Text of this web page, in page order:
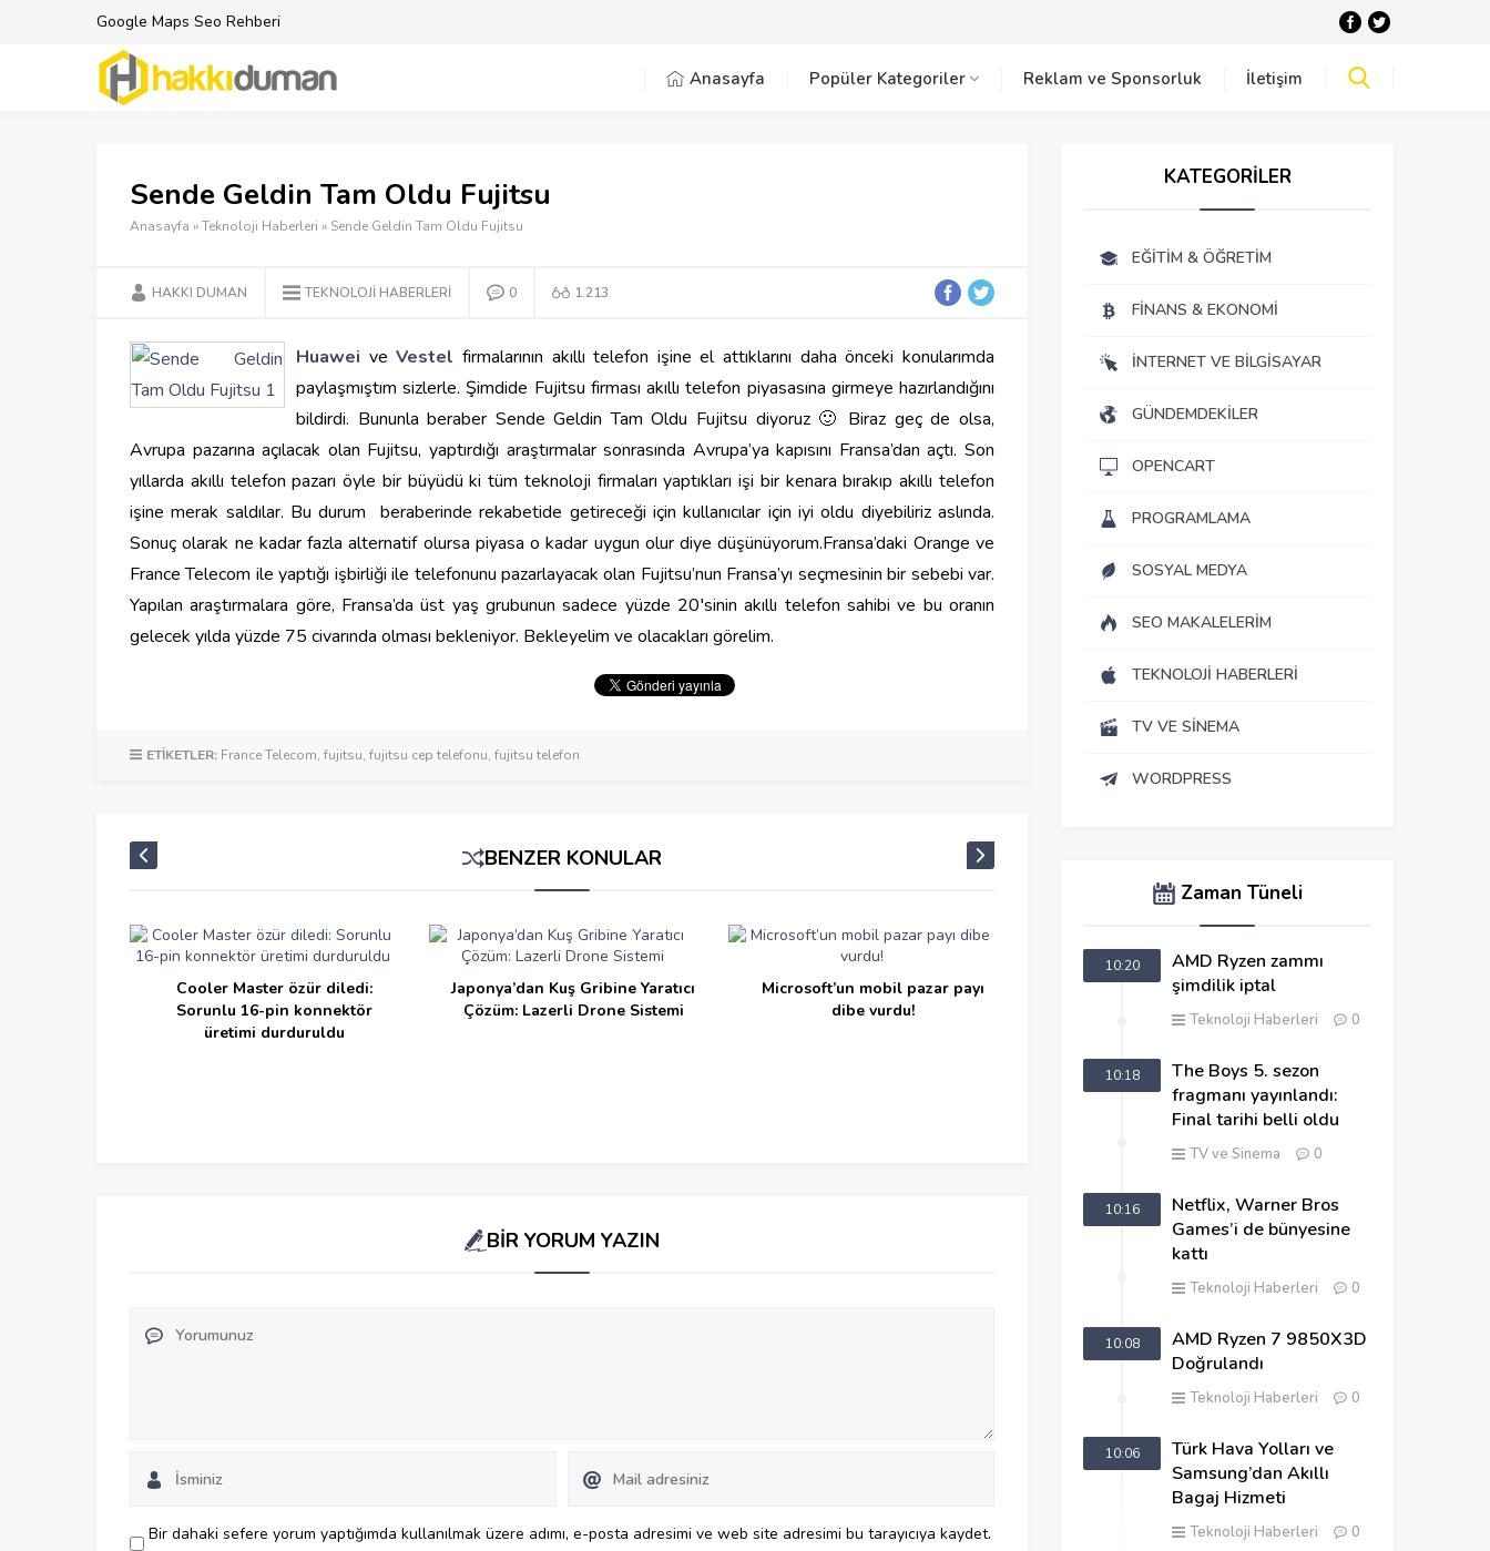
Google Maps Seo Rehberi
Anasayfa Popüler Kategoriler Reklam ve Sponsorluk İletişim
Sende Geldin Tam Oldu Fujitsu
Anasayfa »Teknoloji Haberleri » Sende Geldin Tam Oldu Fujitsu
HAKKI DUMAN TEKNOLOJI HABERLERI 0 1.213
Huawei veVestel firmalarının akıllı telefon işine el attıklarını daha önceki konularımda
paylaşmıştım sizlerle. Şimdide Fujitsu firması akıllı telefon piyasasına girmeye hazırlandığını
bildirdi. Bununla beraber Sende Geldin Tam Oldu Fujitsu diyoruz 🙂 Biraz geç de olsa,
Avrupa pazarına açılacak olan Fujitsu, yaptırdığı araştırmalar sonrasında Avrupa’ya kapısını Fransa’dan açtı. Son
yıllarda akıllı telefon pazarı öyle bir büyüdü ki tüm teknoloji firmaları yaptıkları işi bir kenara bırakıp akıllı telefon
işine merak saldılar. Bu durum beraberinde rekabetide getireceği için kullanıcılar için iyi oldu diyebiliriz aslında.
Sonuç olarak ne kadar fazla alternatif olursa piyasa o kadar uygun olur diye düşünüyorum.Fransa’daki Orange ve
France Telecom ile yaptığı işbirliği ile telefonunu pazarlayacak olan Fujitsu’nun Fransa’yı seçmesinin bir sebebi var.
Yapılan araştırmalara göre, Fransa’da üst yaş grubunun sadece yüzde 20′sinin akıllı telefon sahibi ve bu oranın
gelecek yılda yüzde 75 civarında olması bekleniyor. Bekleyelim ve olacakları görelim.
ETİKETLER: France Telecom, fujitsu, fujitsu cep telefonu, fujitsu telefon
BENZER KONULAR
Cooler Master özür diledi:
Sorunlu 16-pin konnektör
üretimi durduruldu
Japonya’dan Kuş Gribine Yaratıcı
Çözüm: Lazerli Drone Sistemi
Microsoft’un mobil pazar payı
dibe vurdu!
Apple, Çift Ekranlı MacBook
Patentini Aldı!
BİR YORUM YAZIN
Bir dahaki sefere yorum yaptığımda kullanılmak üzere adımı, e-posta adresimi ve web site adresimi bu tarayıcıya kaydet.
KATEGORİLER
EĞITIM & ÖĞRETIM
FINANS & EKONOMI
İNTERNET VE BILGISAYAR
GÜNDEMDEKILER
OPENCART
PROGRAMLAMA
SOSYAL MEDYA
SEO MAKALELERIM
TEKNOLOJI HABERLERI
TV VE SINEMA
WORDPRESS
Zaman Tüneli
10:20
AMD Ryzen zammı
şimdilik iptal
Teknoloji Haberleri 0
10:18
The Boys 5. sezon
fragmanı yayınlandı:
Final tarihi belli oldu
TV ve Sinema 0
10:16
Netflix, Warner Bros
Games’i de bünyesine
kattı
Teknoloji Haberleri 0
10:08
AMD Ryzen 7 9850X3D
Doğrulandı
Teknoloji Haberleri 0
10:06
Türk Hava Yolları ve
Samsung’dan Akıllı
Bagaj Hizmeti
Teknoloji Haberleri 0